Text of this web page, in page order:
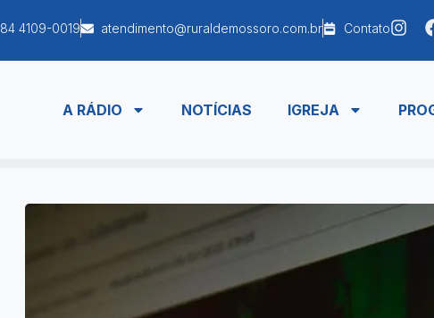
84 4109-0019 atendimento@ruraldemossoro.com.br Contato
A RÁDIO NOTÍCIAS IGREJA